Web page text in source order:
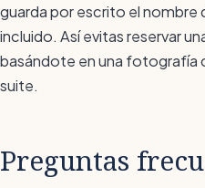
guarda por escrito el nombre
incluido. Así evitas reservar
basándote en una fotografía
suite.
Preguntas